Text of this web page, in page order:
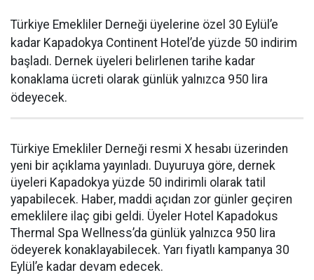
Türkiye Emekliler Derneği üyelerine özel 30 Eylül’e
kadar Kapadokya Continent Hotel’de yüzde 50 indirim
başladı. Dernek üyeleri belirlenen tarihe kadar
konaklama ücreti olarak günlük yalnızca 950 lira
ödeyecek.
Türkiye Emekliler Derneği resmi X hesabı üzerinden
yeni bir açıklama yayınladı. Duyuruya göre, dernek
üyeleri Kapadokya yüzde 50 indirimli olarak tatil
yapabilecek. Haber, maddi açıdan zor günler geçiren
emeklilere ilaç gibi geldi. Üyeler Hotel Kapadokus
Thermal Spa Wellness’da günlük yalnızca 950 lira
ödeyerek konaklayabilecek. Yarı fiyatlı kampanya 30
Eylül’e kadar devam edecek.